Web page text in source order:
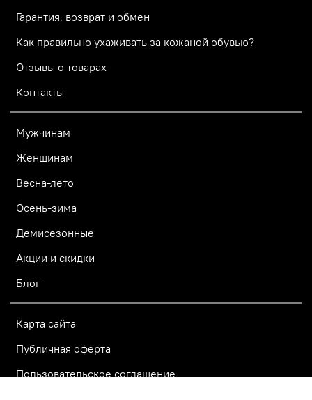
Гарантия, возврат и обмен
Как правильно ухаживать за кожаной обувью?
Отзывы о товарах
Контакты
Мужчинам
Женщинам
Весна-лето
Осень-зима
Демисезонные
Акции и скидки
Блог
Карта сайта
Публичная оферта
Пользовательское соглашение